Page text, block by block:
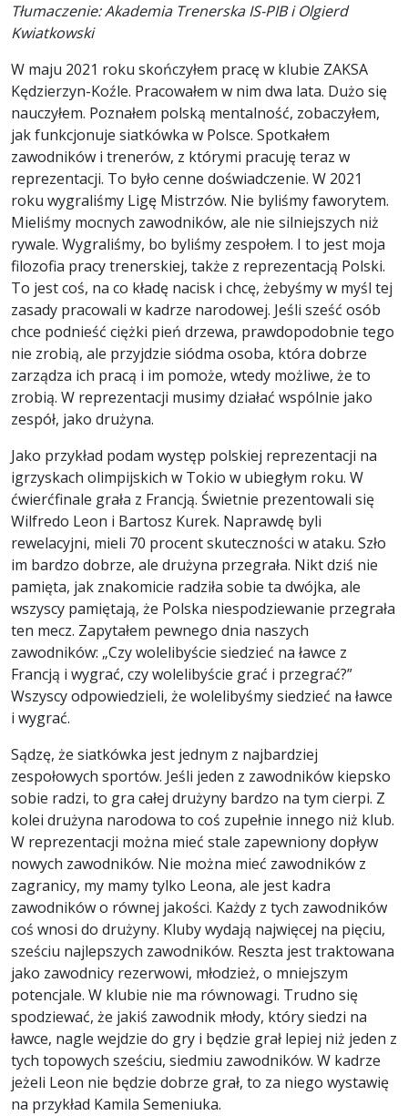
Tłumaczenie: Akademia Trenerska IS-PIB i Olgierd
Kwiatkowski
W maju 2021 roku skończyłem pracę w klubie ZAKSA
Kędzierzyn-Koźle. Pracowałem w nim dwa lata. Dużo się
nauczyłem. Poznałem polską mentalność, zobaczyłem,
jak funkcjonuje siatkówka w Polsce. Spotkałem
zawodników i trenerów, z którymi pracuję teraz w
reprezentacji. To było cenne doświadczenie. W 2021
roku wygraliśmy Ligę Mistrzów. Nie byliśmy faworytem.
Mieliśmy mocnych zawodników, ale nie silniejszych niż
rywale. Wygraliśmy, bo byliśmy zespołem. I to jest moja
filozofia pracy trenerskiej, także z reprezentacją Polski.
To jest coś, na co kładę nacisk i chcę, żebyśmy w myśl tej
zasady pracowali w kadrze narodowej. Jeśli sześć osób
chce podnieść ciężki pień drzewa, prawdopodobnie tego
nie zrobią, ale przyjdzie siódma osoba, która dobrze
zarządza ich pracą i im pomoże, wtedy możliwe, że to
zrobią. W reprezentacji musimy działać wspólnie jako
zespół, jako drużyna.
Jako przykład podam występ polskiej reprezentacji na
igrzyskach olimpijskich w Tokio w ubiegłym roku. W
ćwierćfinale grała z Francją. Świetnie prezentowali się
Wilfredo Leon i Bartosz Kurek. Naprawdę byli
rewelacyjni, mieli 70 procent skuteczności w ataku. Szło
im bardzo dobrze, ale drużyna przegrała. Nikt dziś nie
pamięta, jak znakomicie radziła sobie ta dwójka, ale
wszyscy pamiętają, że Polska niespodziewanie przegrała
ten mecz. Zapytałem pewnego dnia naszych
zawodników: „Czy wolelibyście siedzieć na ławce z
Francją i wygrać, czy wolelibyście grać i przegrać?”
Wszyscy odpowiedzieli, że wolelibyśmy siedzieć na ławce
i wygrać.
Sądzę, że siatkówka jest jednym z najbardziej
zespołowych sportów. Jeśli jeden z zawodników kiepsko
sobie radzi, to gra całej drużyny bardzo na tym cierpi. Z
kolei drużyna narodowa to coś zupełnie innego niż klub.
W reprezentacji można mieć stale zapewniony dopływ
nowych zawodników. Nie można mieć zawodników z
zagranicy, my mamy tylko Leona, ale jest kadra
zawodników o równej jakości. Każdy z tych zawodników
coś wnosi do drużyny. Kluby wydają najwięcej na pięciu,
sześciu najlepszych zawodników. Reszta jest traktowana
jako zawodnicy rezerwowi, młodzież, o mniejszym
potencjale. W klubie nie ma równowagi. Trudno się
spodziewać, że jakiś zawodnik młody, który siedzi na
ławce, nagle wejdzie do gry i będzie grał lepiej niż jeden z
tych topowych sześciu, siedmiu zawodników. W kadrze
jeżeli Leon nie będzie dobrze grał, to za niego wystawię
na przykład Kamila Semeniuka.